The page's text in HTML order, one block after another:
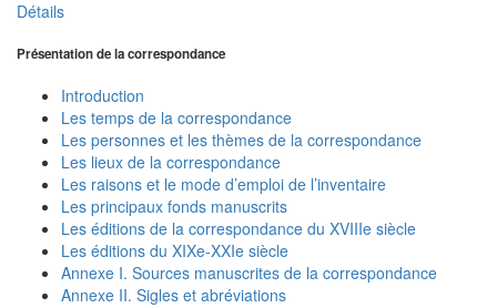
Détails
Présentation de la correspondance
Introduction
Les temps de la correspondance
Les personnes et les thèmes de la correspondance
Les lieux de la correspondance
Les raisons et le mode d’emploi de l’inventaire
Les principaux fonds manuscrits
Les éditions de la correspondance du XVIIIe siècle
Les éditions du XIXe-XXIe siècle
Annexe I. Sources manuscrites de la correspondance
Annexe II. Sigles et abréviations